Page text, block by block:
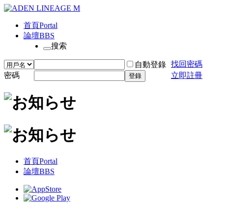
首頁Portal
論壇BBS
搜索
自動登錄 找回密碼
密碼
登錄 立即註冊
首頁Portal
論壇BBS